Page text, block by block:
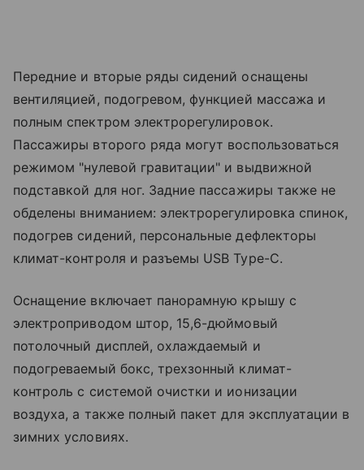
Передние и вторые ряды сидений оснащены
вентиляцией, подогревом, функцией массажа и
полным спектром электрорегулировок.
Пассажиры второго ряда могут воспользоваться
режимом "нулевой гравитации" и выдвижной
подставкой для ног. Задние пассажиры также не
обделены вниманием: электрорегулировка спинок,
подогрев сидений, персональные дефлекторы
климат-контроля и разъемы USB Type-C.
Оснащение включает панорамную крышу с
электроприводом штор, 15,6-дюймовый
потолочный дисплей, охлаждаемый и
подогреваемый бокс, трехзонный климат-
контроль с системой очистки и ионизации
воздуха, а также полный пакет для эксплуатации в
зимних условиях.